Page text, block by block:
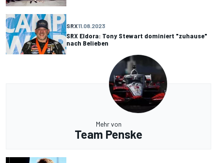
SRX11.08.2023
SRX Eldora: Tony Stewart dominiert "zuhause"
nach Belieben
Mehr von
Team Penske